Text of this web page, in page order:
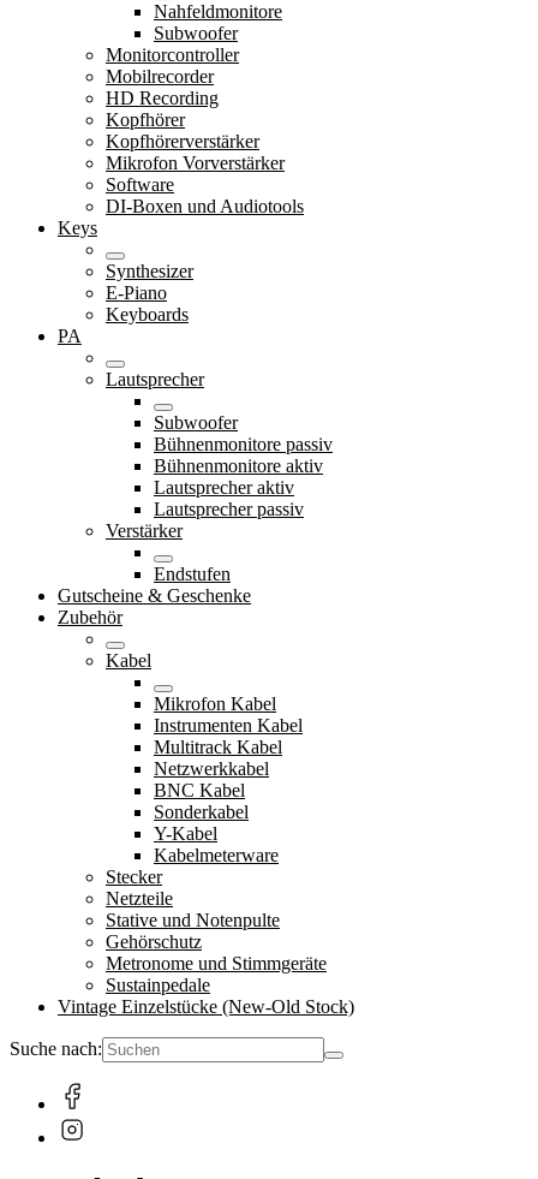
Nahfeldmonitore
Subwoofer
Monitorcontroller
Mobilrecorder
HD Recording
Kopfhörer
Kopfhörerverstärker
Mikrofon Vorverstärker
Software
DI-Boxen und Audiotools
Keys
Synthesizer
E-Piano
Keyboards
PA
Lautsprecher
Subwoofer
Bühnenmonitore passiv
Bühnenmonitore aktiv
Lautsprecher aktiv
Lautsprecher passiv
Verstärker
Endstufen
Gutscheine & Geschenke
Zubehör
Kabel
Mikrofon Kabel
Instrumenten Kabel
Multitrack Kabel
Netzwerkkabel
BNC Kabel
Sonderkabel
Y-Kabel
Kabelmeterware
Stecker
Netzteile
Stative und Notenpulte
Gehörschutz
Metronome und Stimmgeräte
Sustainpedale
Vintage Einzelstücke (New-Old Stock)
Suche nach: